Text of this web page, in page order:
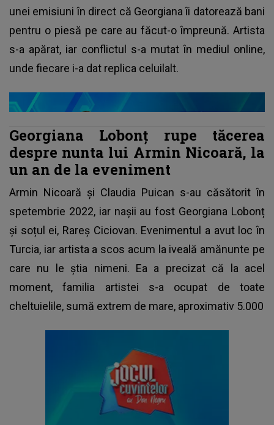
unei emisiuni în direct că Georgiana îi datorează bani
pentru o piesă pe care au făcut-o împreună. Artista
s-a apărat, iar conflictul s-a mutat în mediul online,
unde fiecare i-a dat replica celuilalt.
Georgiana Lobonț rupe tăcerea
despre nunta lui Armin Nicoară, la
un an de la eveniment
Armin Nicoară și Claudia Puican s-au căsătorit în
spetembrie 2022, iar nașii au fost Georgiana Lobonț
și soțul ei, Rareș Ciciovan. Evenimentul a avut loc în
Turcia, iar artista a scos acum la iveală amănunte pe
care nu le știa nimeni. Ea a precizat că la acel
moment, familia artistei s-a ocupat de toate
cheltuielile, sumă extrem de mare, aproximativ 5.000